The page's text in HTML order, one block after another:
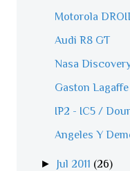
Motorola
Audi R8 GT
Nasa
Gaston
IP2 - IC5 /
Angeles Y
► Jul 2011 (26)